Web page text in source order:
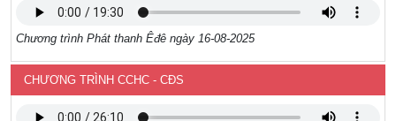
Chương trình Phát thanh Êđê ngày 16-08-2025
CHƯƠNG TRÌNH CCHC - CĐS